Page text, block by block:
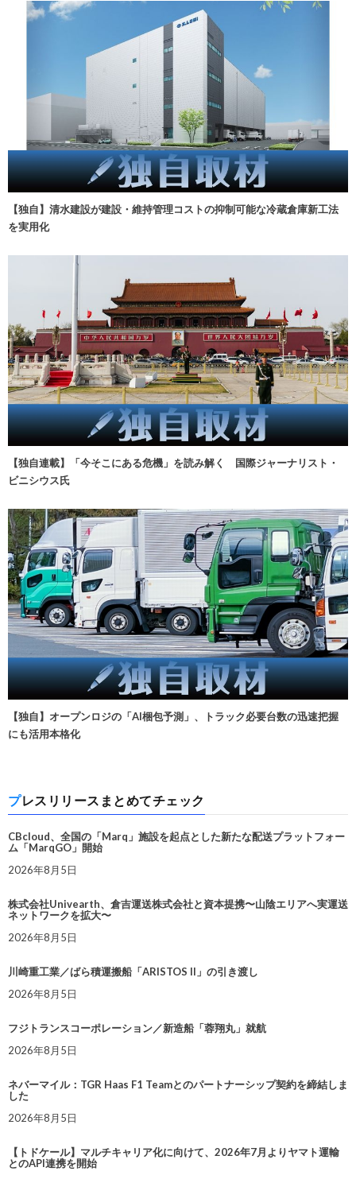
【独自】清水建設が建設・維持管理コストの抑制可能な冷蔵倉庫新工法
を実用化
【独自連載】「今そこにある危機」を読み解く 国際ジャーナリスト・
ビニシウス氏
【独自】オープンロジの「AI梱包予測」、トラック必要台数の迅速把握
にも活用本格化
プレスリリースまとめてチェック
CBcloud、全国の「Marq」施設を起点とした新たな配送プラットフォー
ム「MarqGO」開始
2026年8月5日
株式会社Univearth、倉吉運送株式会社と資本提携〜山陰エリアへ実運送
ネットワークを拡大〜
2026年8月5日
川崎重工業／ばら積運搬船「ARISTOS II」の引き渡し
2026年8月5日
フジトランスコーポレーション／新造船「蓉翔丸」就航
2026年8月5日
ネバーマイル：TGR Haas F1 Teamとのパートナーシップ契約を締結しま
した
2026年8月5日
【トドケール】マルチキャリア化に向けて、2026年7月よりヤマト運輸
とのAPI連携を開始